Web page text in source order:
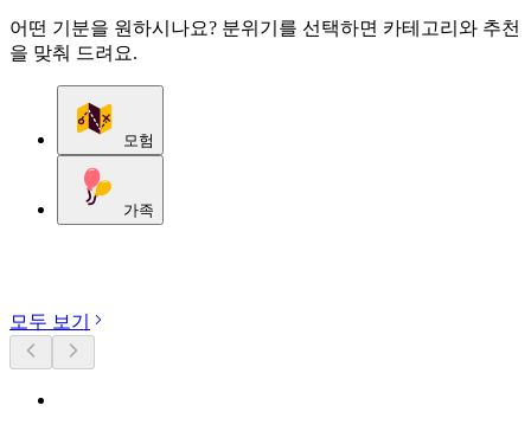
어떤 기분을 원하시나요? 분위기를 선택하면 카테고리와 추천
을 맞춰 드려요.
모험
가족
모두 보기